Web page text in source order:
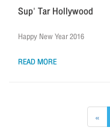
Sup' Tar Hollywood
Happy New Year 2016
READ MORE
«